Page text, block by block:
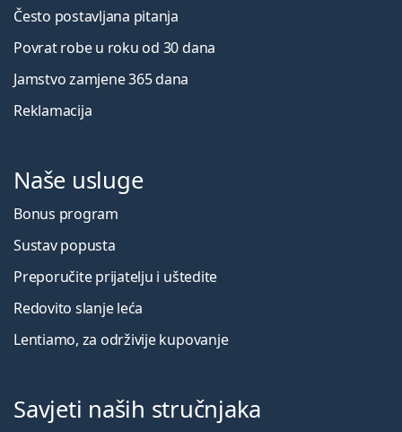
Često postavljana pitanja
Povrat robe u roku od 30 dana
Jamstvo zamjene 365 dana
Reklamacija
Naše usluge
Bonus program
Sustav popusta
Preporučite prijatelju i uštedite
Redovito slanje leća
Lentiamo, za održivije kupovanje
Savjeti naših stručnjaka